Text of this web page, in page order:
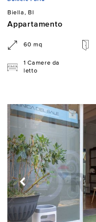
Biella, BI
Appartamento
60 mq
1 Camere da
letto